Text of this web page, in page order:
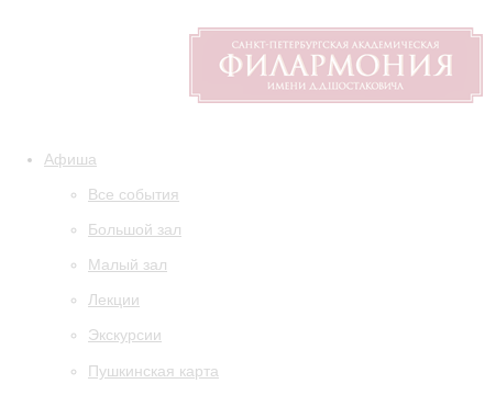
Афиша
Все события
Большой зал
Малый зал
Лекции
Экскурсии
Пушкинская карта